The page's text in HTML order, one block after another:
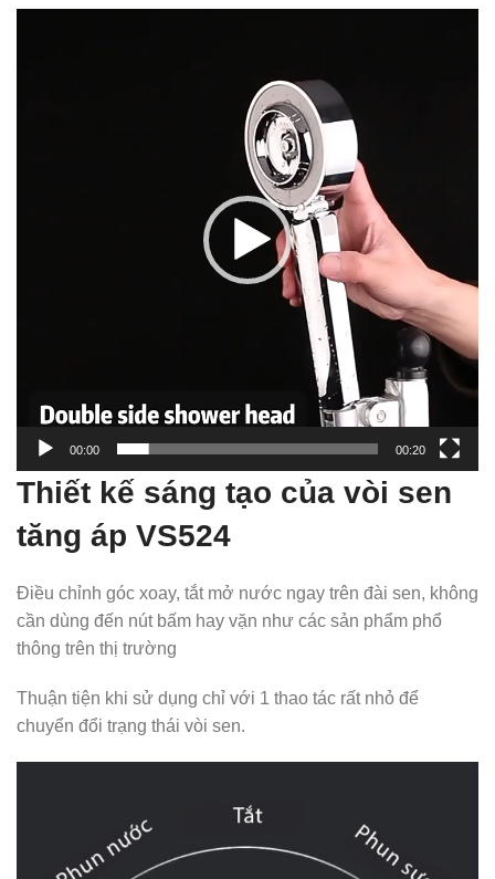
00:00 00:20
Thiết kế sáng tạo của vòi sen
tăng áp VS524
Điều chỉnh góc xoay, tắt mở nước ngay trên đài sen, không
cần dùng đến nút bấm hay vặn như các sản phẩm phổ
thông trên thị trường
Thuận tiện khi sử dụng chỉ với 1 thao tác rất nhỏ để
chuyển đổi trạng thái vòi sen.